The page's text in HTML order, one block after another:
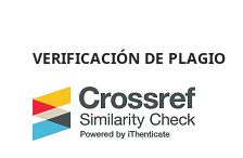
VERIFICACIÓN DE PLAGIO